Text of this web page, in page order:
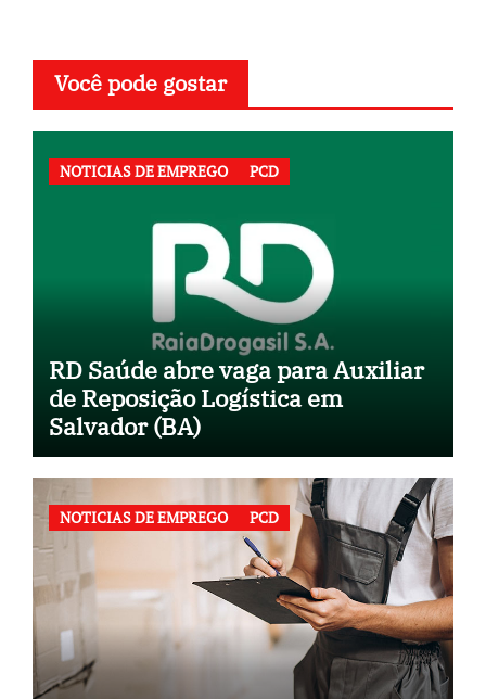
Você pode gostar
NOTICIAS DE EMPREGO PCD
RD Saúde abre vaga para Auxiliar
de Reposição Logística em
Salvador (BA)
NOTICIAS DE EMPREGO PCD